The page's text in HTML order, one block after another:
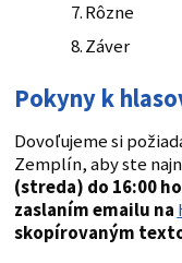
Rôzne
Záver
Pokyny k
Dovoľujeme si
Zemplín, aby ste
(streda) do 16:00
zaslaním emailu na
skopírovaným